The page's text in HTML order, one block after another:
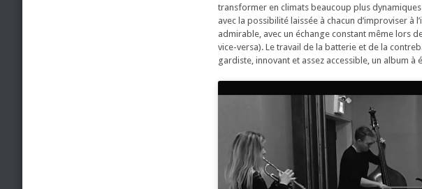
transformer en climats beaucoup plus
avec la possibilité laissée à chacun d’improviser
admirable, avec un échange constant même lors
vice-versa). Le travail de la batterie et de la
gardiste, innovant et assez accessible, un album à